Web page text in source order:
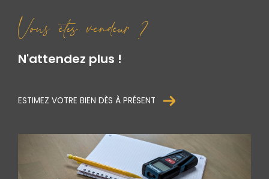
Vous êtes vendeur ?
N'attendez plus !
ESTIMEZ VOTRE BIEN DÈS À PRÉSENT